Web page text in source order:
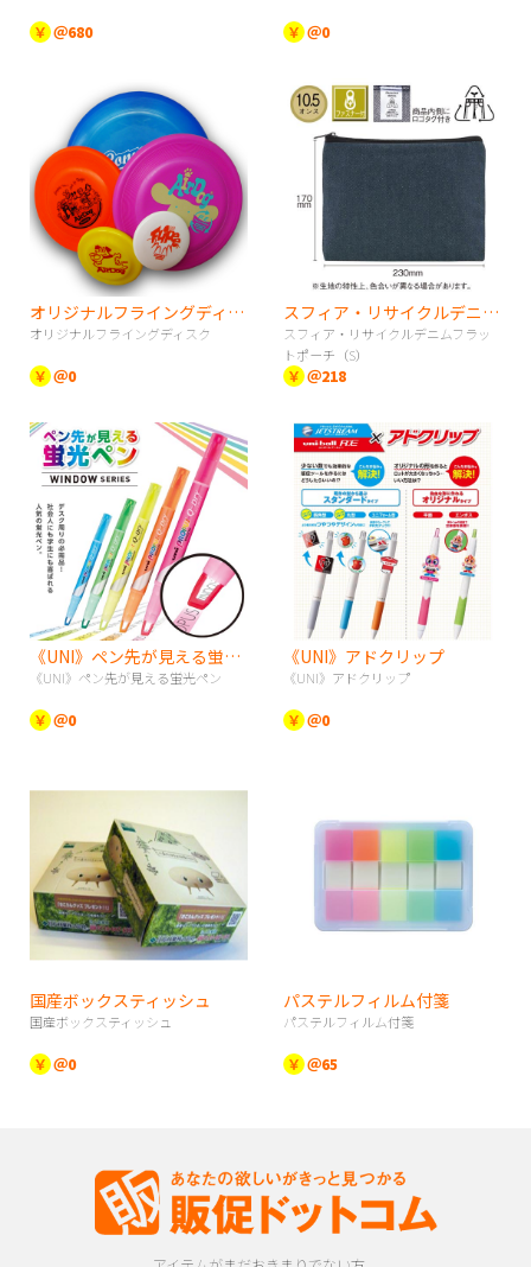
￥ ＠680 ￥ ＠0
オリジナルフライングディスク
オリジナルフライングディスク
￥ ＠0
スフィア・リサイクルデニムフラットポーチ（S）
スフィア・リサイクルデニムフラッ
トポーチ（S）
￥ ＠218
《UNI》ペン先が見える蛍光ペン
《UNI》ペン先が見える蛍光ペン
￥ ＠0
《UNI》アドクリップ
《UNI》アドクリップ
￥ ＠0
国産ボックスティッシュ
国産ボックスティッシュ
￥ ＠0
パステルフィルム付箋
パステルフィルム付箋
￥ ＠65